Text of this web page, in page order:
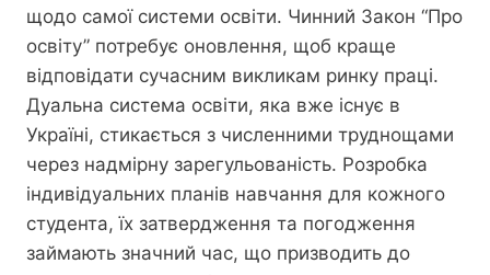
щодо самої системи освіти. Чинний Закон “Про
освіту” потребує оновлення, щоб краще
відповідати сучасним викликам ринку праці.
Дуальна система освіти, яка вже існує в
Україні, стикається з численними труднощами
через надмірну зарегульованість. Розробка
індивідуальних планів навчання для кожного
студента, їх затвердження та погодження
займають значний час, що призводить до